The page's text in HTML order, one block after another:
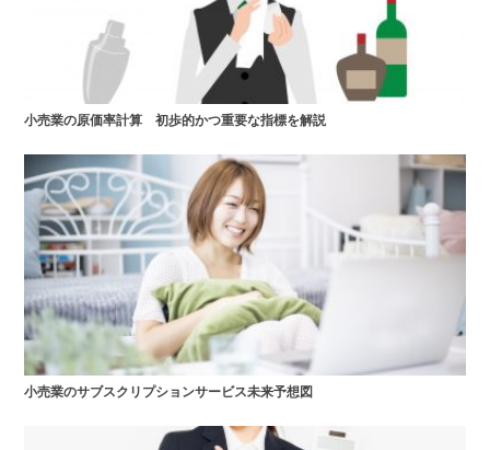
小売業の原価率計算 初歩的かつ重要な指標を解説
小売業のサブスクリプションサービス未来予想図